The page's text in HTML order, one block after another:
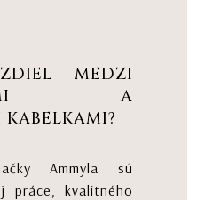
MEDZI
A
Ammyla sú
práce, kvalitného